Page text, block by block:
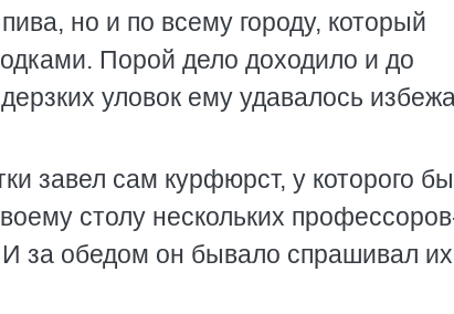
но и по всему городу, который
Порой дело доходило и до
уловок ему удавалось
завел сам курфюрст, у которого
столу нескольких
за обедом он бывало спрашивал